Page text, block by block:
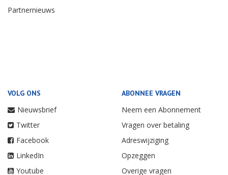
Partnernieuws
VOLG ONS
Nieuwsbrief
Twitter
Facebook
LinkedIn
Youtube
ABONNEE VRAGEN
Neem een Abonnement
Vragen over betaling
Adreswijziging
Opzeggen
Overige vragen